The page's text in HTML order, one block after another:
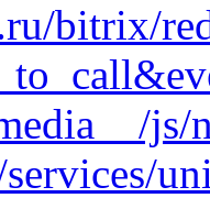
bitrix/
js/